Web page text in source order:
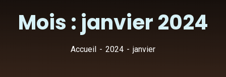
Mois : janvier 2024
Accueil 2024 janvier